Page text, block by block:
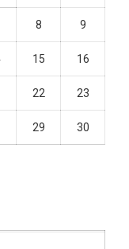
8 9
15 16
22 23
29 30